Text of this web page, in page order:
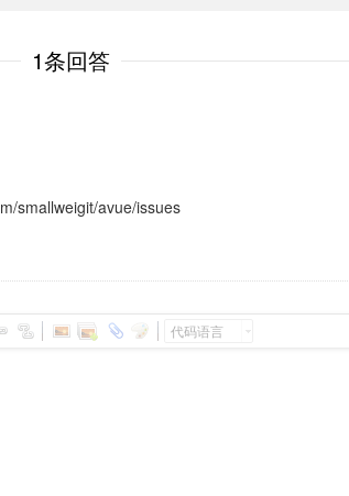
1条回答
smallweigit/avue/issues
代码语言